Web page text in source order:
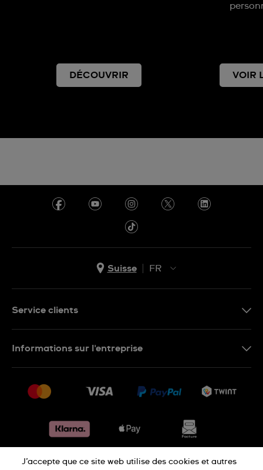
DÉCOUVRIR VOIR
Suisse
FR
Service clients
Retours
Renoncer au contrat
Informations sur l'entreprise
Jobs
J’accepte que ce site web utilise des cookies et autres